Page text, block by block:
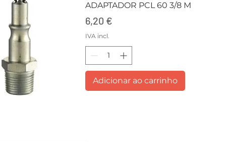
ADAPTADOR PCL 60 3/8 M
Preço
6,20 €
IVA incl.
Adicionar ao carrinho